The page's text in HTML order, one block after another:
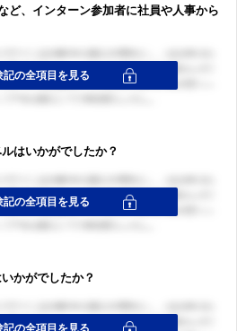
ど、インターン参加者に社員や人事から
はいかがでしたか？
かがでしたか？